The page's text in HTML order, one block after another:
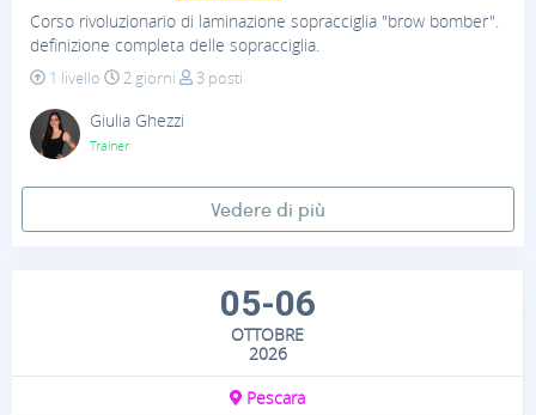
Corso rivoluzionario di laminazione sopracciglia "brow bomber".
definizione completa delle sopracciglia.
1 livello
2 giorni
3 posti
Giulia Ghezzi
Trainer
Vedere di più
05-06
OTTOBRE
2026
Pescara